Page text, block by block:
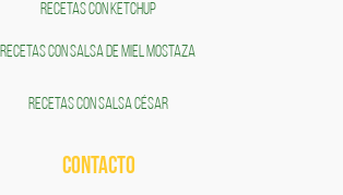
RECETAS CON KETCHUP
RECETAS CON SALSA DE MIEL MOSTAZA
RECETAS CON SALSA CÉSAR
CONTACTO